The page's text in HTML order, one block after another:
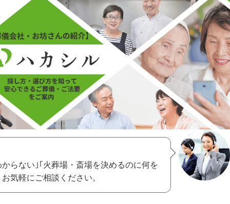
らない｣｢火葬場・斎場を決めるのに何を
気軽にご相談ください。